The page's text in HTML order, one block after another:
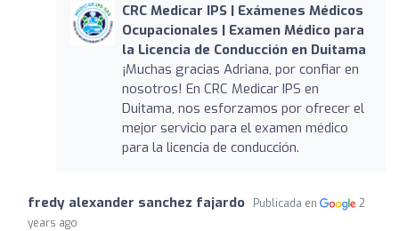
CRC Medicar IPS | Exámenes Médicos
Ocupacionales | Examen Médico para
la Licencia de Conducción en Duitama
¡Muchas gracias Adriana, por confiar en
nosotros! En CRC Medicar IPS en
Duitama, nos esforzamos por ofrecer el
mejor servicio para el examen médico
para la licencia de conducción.
fredy alexander sanchez fajardo Publicada en
2
years ago